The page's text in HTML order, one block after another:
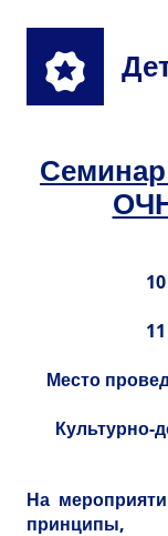
Место
Культурно-
На
принципы,